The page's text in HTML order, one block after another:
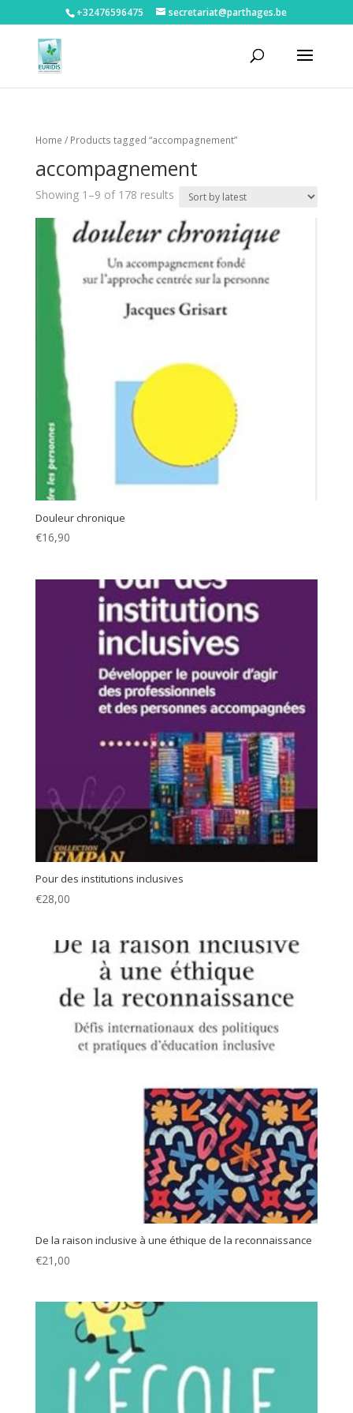
+32476596475‬ secretariat@parthages.be
Home / Products tagged “accompagnement”
accompagnement
Showing 1–9 of 178 results
Douleur chronique
€16,90
Pour des institutions inclusives
€28,00
De la raison inclusive à une éthique de la reconnaissance
€21,00